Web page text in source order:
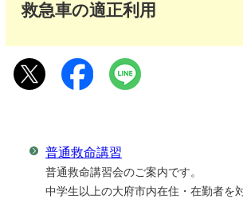
救急車の適正利用
普通救命講習
普通救命講習会のご案内です。
中学生以上の大府市内在住・在勤者を